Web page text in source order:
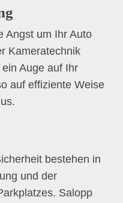
Angst um Ihr Auto
Kameratechnik
Auge auf Ihr
auf effiziente Weise
bestehen in
und der
Salopp